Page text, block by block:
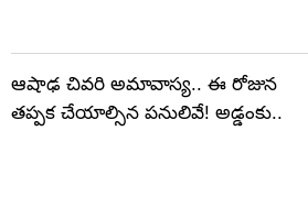
ఆషాఢ చివరి అమావాస్య.. ఈ రోజున
తప్పక చేయాల్సిన పనులివే! అడ్డంకు..